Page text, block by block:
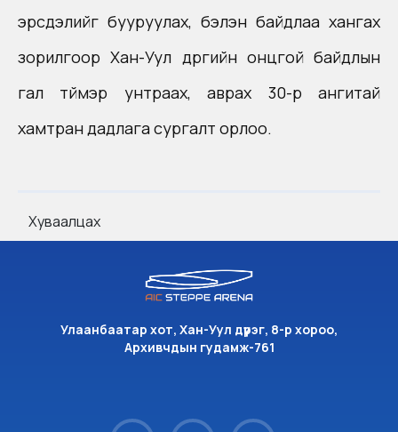
эрсдэлийг бууруулах, бэлэн байдлаа хангах
зорилгоор Хан-Уул дүүргийн онцгой байдлын
гал түймэр унтраах, аврах 30-р ангитай
хамтран дадлага сургалт орлоо.
Хуваалцах
Улаанбаатар хот, Хан-Уул дүүрэг, 8-р хороо,
Архивчдын гудамж-761